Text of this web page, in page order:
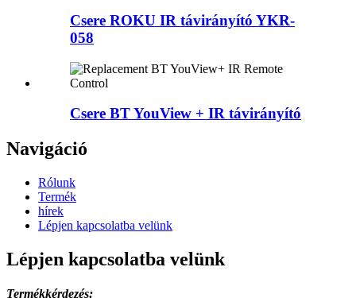
Csere ROKU IR távirányító YKR-
058
Csere BT YouView + IR távirányító
Navigáció
Rólunk
Termék
hírek
Lépjen kapcsolatba velünk
Lépjen kapcsolatba velünk
Termékkérdezés: